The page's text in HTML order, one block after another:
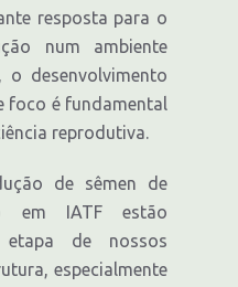
resposta para o
num ambiente
desenvolvimento
foco é fundamental
reprodutiva.
de sêmen de
em IATF estão
etapa de nossos
especialmente